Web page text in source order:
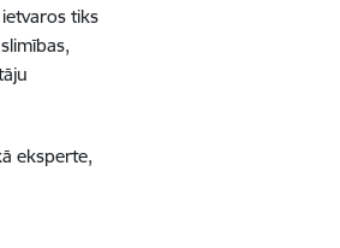
tiks
eksperte,